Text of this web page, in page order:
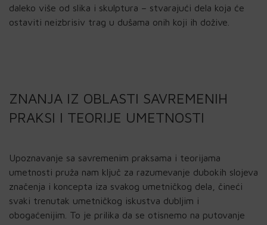
daleko više od slika i skulptura – stvarajući dela koja će
ostaviti neizbrisiv trag u dušama onih koji ih dožive.
ZNANJA IZ OBLASTI SAVREMENIH
PRAKSI I TEORIJE UMETNOSTI
Upoznavanje sa savremenim praksama i teorijama
umetnosti pruža nam ključ za razumevanje dubokih slojeva
značenja i koncepta iza svakog umetničkog dela, čineći
svaki trenutak umetničkog iskustva dubljim i
obogaćenijim. To je prilika da se otisnemo na putovanje